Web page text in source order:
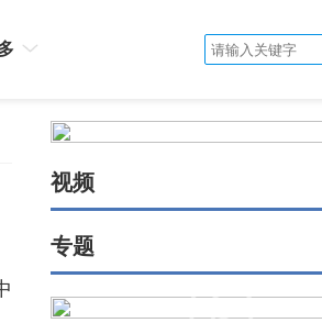
视频
专题